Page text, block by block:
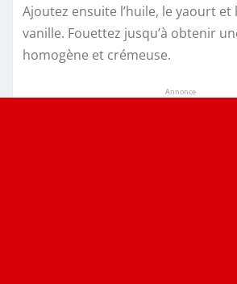
Ajoutez ensuite l’huile, le yaourt et
vanille. Fouettez jusqu’à obtenir
homogène et crémeuse.
Annonce